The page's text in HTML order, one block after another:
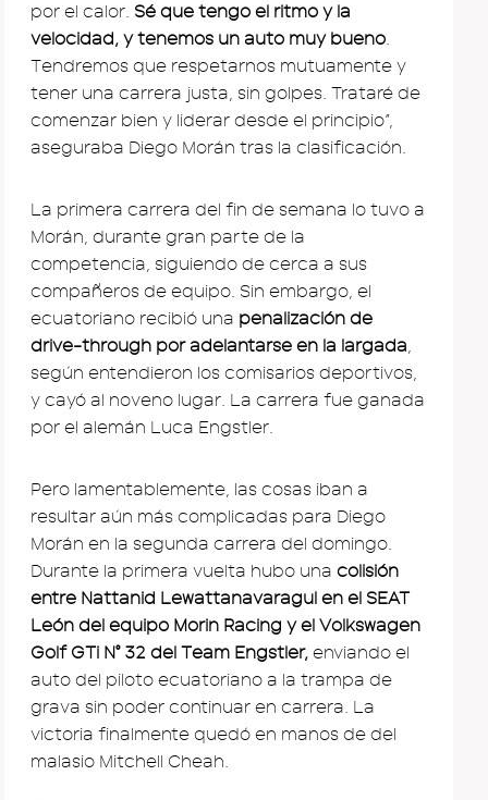
por el calor. Sé que tengo el ritmo y la
velocidad, y tenemos un auto muy bueno.
Tendremos que respetarnos mutuamente y
tener una carrera justa, sin golpes. Trataré de
comenzar bien y liderar desde el principio”,
aseguraba Diego Morán tras la clasificación.
La primera carrera del fin de semana lo tuvo a
Morán, durante gran parte de la
competencia, siguiendo de cerca a sus
compañeros de equipo. Sin embargo, el
ecuatoriano recibió una penalización de
drive-through por adelantarse en la largada,
según entendieron los comisarios deportivos,
y cayó al noveno lugar. La carrera fue ganada
por el alemán Luca Engstler.
Pero lamentablemente, las cosas iban a
resultar aún más complicadas para Diego
Morán en la segunda carrera del domingo.
Durante la primera vuelta hubo una colisión
entre Nattanid Lewattanavaragul en el SEAT
León del equipo Morin Racing y el Volkswagen
Golf GTi Nº 32 del Team Engstler, enviando el
auto del piloto ecuatoriano a la trampa de
grava sin poder continuar en carrera. La
victoria finalmente quedó en manos de del
malasio Mitchell Cheah.